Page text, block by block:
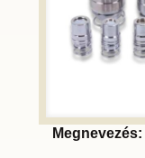
Megnevezés: